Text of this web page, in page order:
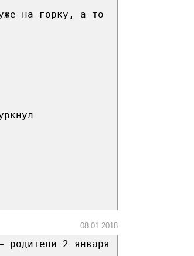
на горку, а то
08.01.2018
родители 2 января